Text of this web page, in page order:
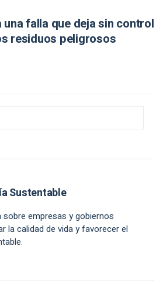
falla que deja sin control
residuos peligrosos
Sustentable
empresas y gobiernos
la calidad de vida y favorecer el